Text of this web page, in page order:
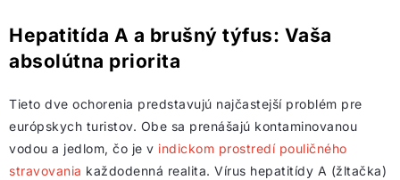
Hepatitída A a brušný týfus: Vaša
absolútna priorita
Tieto dve ochorenia predstavujú najčastejší problém pre
európskych turistov. Obe sa prenášajú kontaminovanou
vodou a jedlom, čo je v indickom prostredí pouličného
stravovania každodenná realita. Vírus hepatitídy A (žltačka)